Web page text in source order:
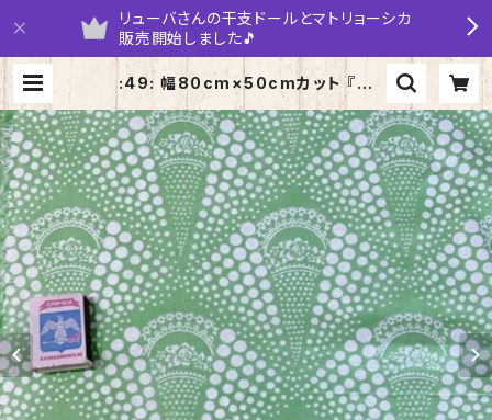
リューバさんの干支ドールとマトリョーシカ
販売開始しました🎵
:49: 幅80cm×50cmカット 『水
玉』 きみどり系ロシアの昔の布 デ
ッドストック ソビエトデザイン | ya
rumaruka